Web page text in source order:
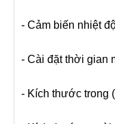
- Cảm biến nhiệt
- Cài đặt thời gian
- Kích thước trong